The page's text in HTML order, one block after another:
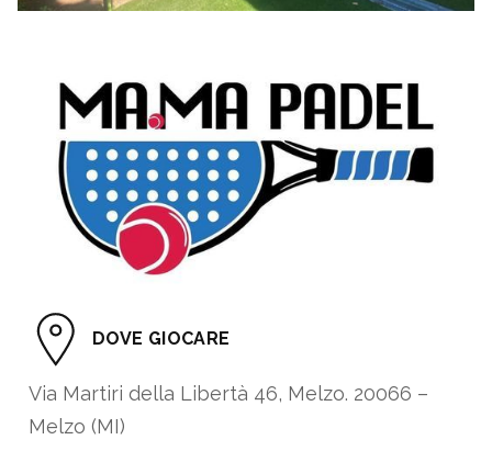
DOVE GIOCARE
Via Martiri della Libertà 46, Melzo. 20066 –
Melzo (MI)